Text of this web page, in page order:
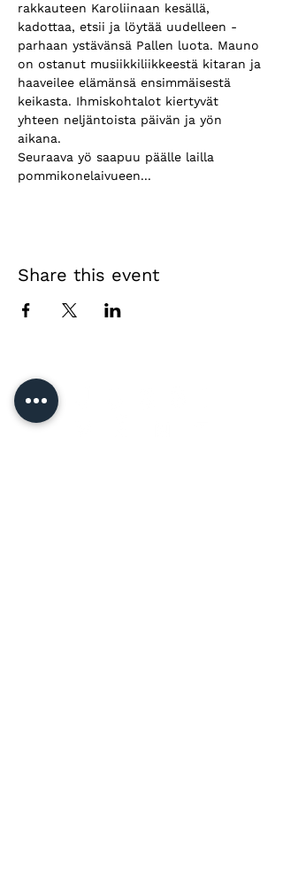
rakkauteen Karoliinaan kesällä,
kadottaa, etsii ja löytää uudelleen -
parhaan ystävänsä Pallen luota. Mauno
on ostanut musiikkiliikkeestä kitaran ja
haaveilee elämänsä ensimmäisestä
keikasta. Ihmiskohtalot kiertyvät
yhteen neljäntoista päivän ja yön
aikana.
Seuraava yö saapuu päälle lailla
pommikonelaivueen...
Share this event